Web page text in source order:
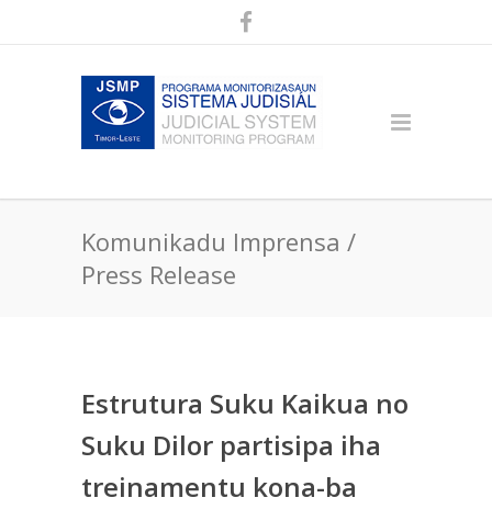
Komunikadu Imprensa /
Press Release
Estrutura Suku Kaikua no
Suku Dilor partisipa iha
treinamentu kona-ba